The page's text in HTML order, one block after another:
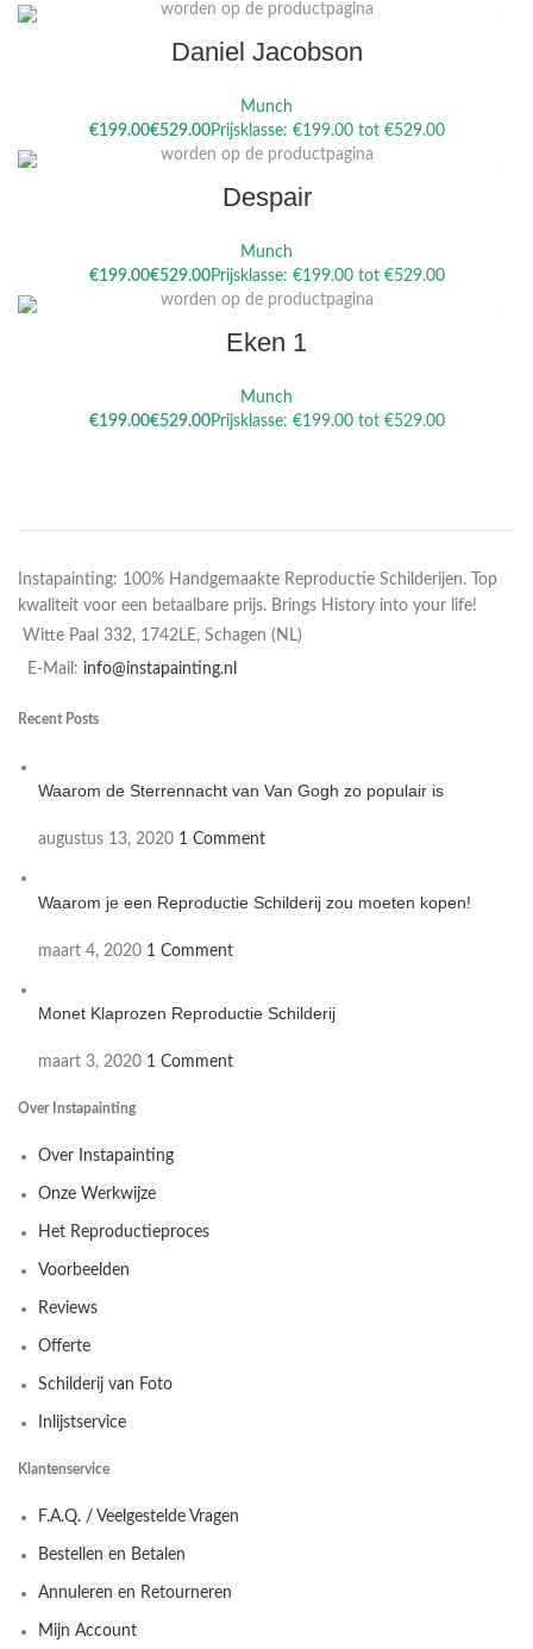
worden op de productpagina
Daniel Jacobson
Munch
€
€
Dit product heeft meerdere variaties. Deze optie kan gekozen
worden op de productpagina
Despair
Munch
€
€
Dit product heeft meerdere variaties. Deze optie kan gekozen
worden op de productpagina
Eken 1
Munch
€
€
Instapainting: 100% Handgemaakte Reproductie Schilderijen. Top
kwaliteit voor een betaalbare prijs. Brings History into your life!
Witte Paal 332, 1742LE, Schagen (NL)
E-Mail: info@instapainting.nl
Recent Posts
Waarom de Sterrennacht van Van Gogh zo populair is
augustus 13, 2020 1 Comment
Waarom je een Reproductie Schilderij zou moeten kopen!
maart 4, 2020 1 Comment
Monet Klaprozen Reproductie Schilderij
maart 3, 2020 1 Comment
Over Instapainting
Over Instapainting
Onze Werkwijze
Het Reproductieproces
Voorbeelden
Reviews
Offerte
Schilderij van Foto
Inlijstservice
Klantenservice
F.A.Q. / Veelgestelde Vragen
Bestellen en Betalen
Annuleren en Retourneren
Mijn Account